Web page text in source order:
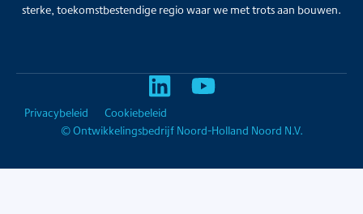
sterke, toekomstbestendige regio waar we met trots aan bouwen.
© Ontwikkelingsbedrijf Noord-Holland Noord N.V.
Privacybeleid Cookiebeleid